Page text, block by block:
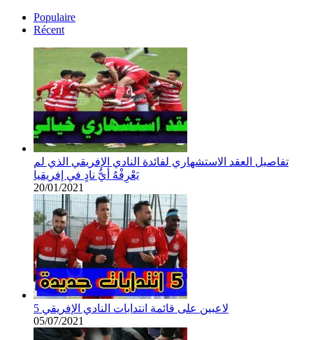
Populaire
Récent
تفاصيل العقد الاستشهاري لفائدة النادي الإفريقي الذي لم
يَعْرِفْهُ أيُّ نادٍ في إفريقيا
20/01/2021
5 لاعبين على قائمة انتدابات النادي الإفريقي
05/07/2021